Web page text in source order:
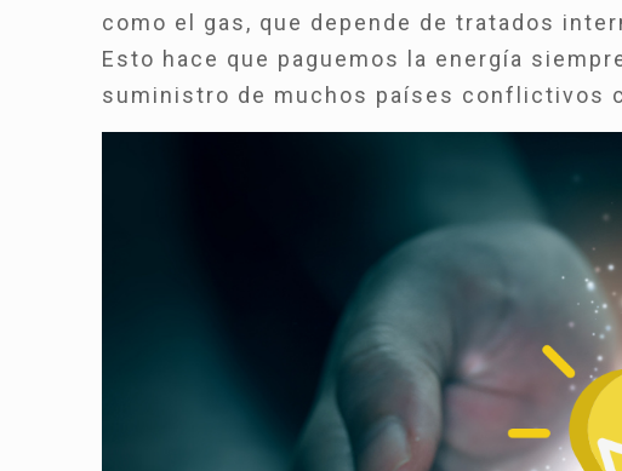
como el gas, que depende de tratados
Esto hace que paguemos la energía
suministro de muchos países conflictivos